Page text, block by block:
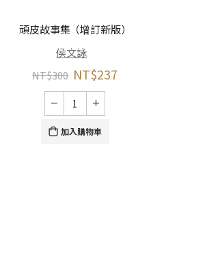
頑皮故事集（增訂新版）
侯文詠
NT$300 NT$237
加入購物車